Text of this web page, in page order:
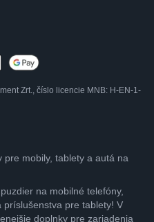
Zrt., číslo licencie MNB: H-EN-1-
pre mobily, tablety a autá na
na mobilné telefóny,
pre tablety! V
doplnky pre zariadenia